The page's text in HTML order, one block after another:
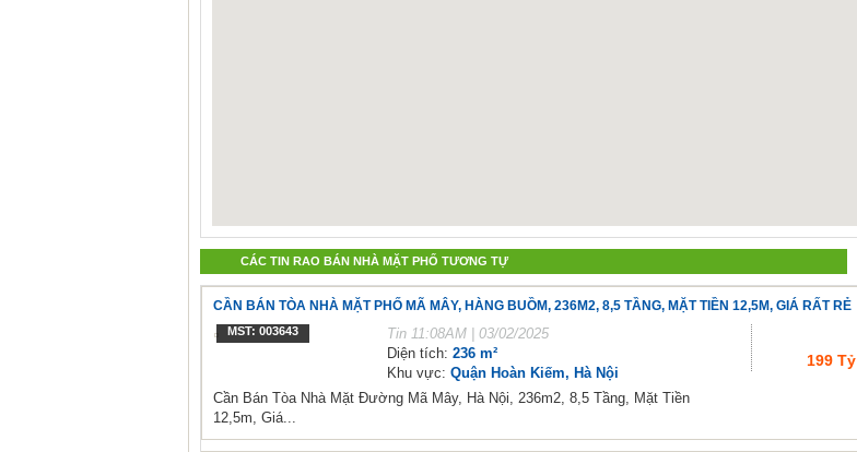
CÁC TIN RAO BÁN NHÀ MẶT PHỐ TƯƠNG TỰ
CẦN BÁN TÒA NHÀ MẶT PHỐ MÃ MÂY, HÀNG BUỒM, 236M2, 8,5 TẦNG, MẶT TIỀN 12,5M, GIÁ RẤT RẺ
MST: 003643 Tin 11:08AM | 03/02/2025
Diện tích: 236 m²
Khu vực: Quận Hoàn Kiếm, Hà Nội
199 Tỷ
Cần Bán Tòa Nhà Mặt Đường Mã Mây, Hà Nội, 236m2, 8,5 Tầng, Mặt Tiền
12,5m, Giá...